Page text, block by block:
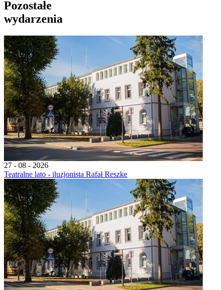
Pozostałe
wydarzenia
27 - 08 - 2026
Teatralne lato - iluzjonista Rafał Reszke